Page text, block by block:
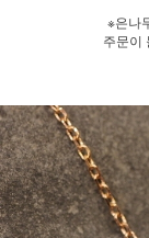
※은나
주문이